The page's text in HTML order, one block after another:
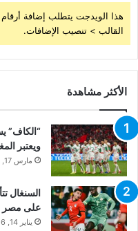
هذا الويدجت يتطلب إضافة
القالب > تنصيب الإضافات.
الأكثر مشاهدة
“الكاف”
ويعتبر
مارس 17, 2026
السنغال
على مصر
يناير 14, 2026